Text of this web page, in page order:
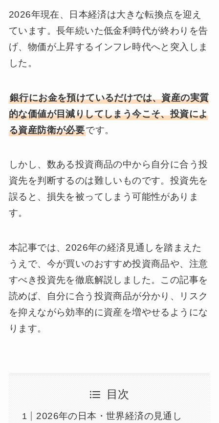
2026年現在、日本経済は大きな転換点を迎え
ています。長年続いた低金利時代が終わりを告
げ、物価が上昇するインフレ時代へと突入しま
した。
銀行にお金を預けているだけでは、資産の実質
的な価値が目減りしてしまう今こそ、投資によ
る資産防衛が必要です。
しかし、数ある投資商品の中から自分に合う投
資先を判断するのは難しいものです。投資先を
誤ると、損失を被ってしまう可能性がありま
す。
本記事では、2026年の経済見通しを踏まえた
うえで、今が買いのおすすめ投資商品や、注意
すべき投資先を徹底解説しました。この記事を
読めば、自分に合う投資商品が分かり、リスク
を抑えながら効率的に資産を増やせるようにな
ります。
目次
2026年の日本・世界経済の見通し